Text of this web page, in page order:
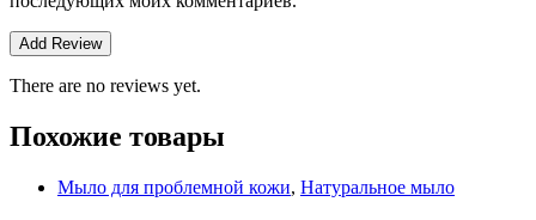
There are no reviews yet.
Похожие товары
Мыло для проблемной кожи, Натуральное мыло